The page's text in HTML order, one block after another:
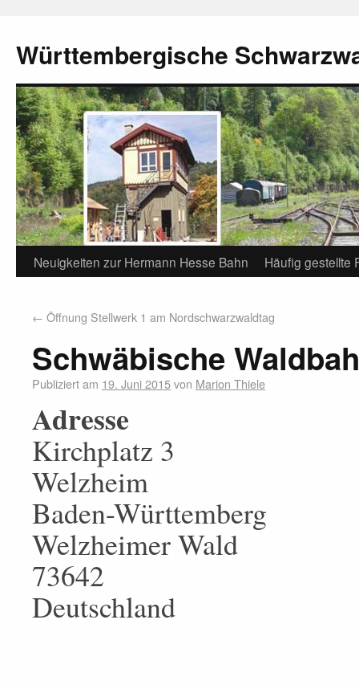
Württembergische
Neuigkeiten zur Hermann Hesse Bahn Häufig gestellte
← Öffnung Stellwerk 1 am Nordschwarzwaldtag
Schwäbische
Publiziert am 19. Juni 2015von Marion Thiele
Adresse
Kirchplatz 3
Welzheim
Baden-Württemberg
Welzheimer Wald
73642
Deutschland